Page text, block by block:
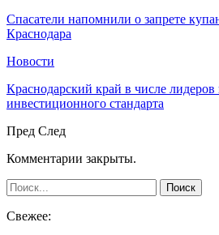
Спасатели напомнили о запрете
Краснодара
Новости
Краснодарский край в числе
инвестиционного стандарта
Пред След
Комментарии закрыты.
Свежее: